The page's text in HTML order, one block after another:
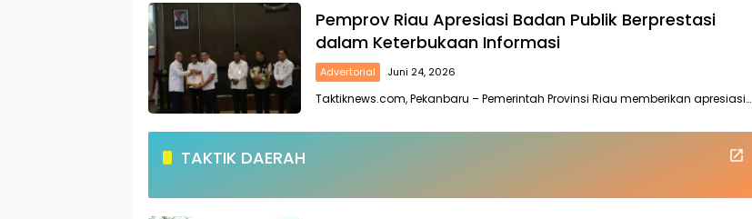
Pemprov Riau Apresiasi Badan Publik Berprestasi
dalam Keterbukaan Informasi
Advertorial Juni 24, 2026
Taktiknews.com, Pekanbaru – Pemerintah Provinsi Riau memberikan apresiasi…
TAKTIK DAERAH